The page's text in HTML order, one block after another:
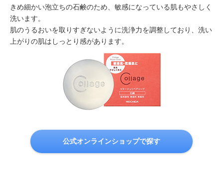
きめ細かい泡立ちの石鹸のため、敏感になっている肌もやさしく
洗います。
肌のうるおいを取りすぎないように洗浄力を調整しており、洗い
上がりの肌はしっとり感があります。
公式オンラインショップで探す